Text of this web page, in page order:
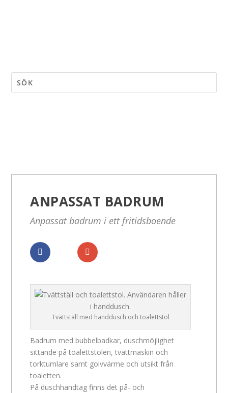
ANPASSAT BADRUM
Anpassat badrum i ett fritidsboende
Tvättställ med handdusch och toalettstol
Badrum med bubbelbadkar, duschmöjlighet
sittande på toalettstolen, tvättmaskin och
torktumlare samt golvvärme och utsikt från
toaletten.
På duschhandtag finns det på- och